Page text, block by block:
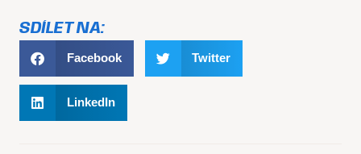
SDÍLET NA:
Facebook Twitter
LinkedIn